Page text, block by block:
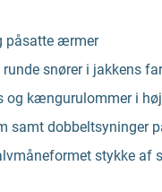
påsatte ærmer
snører i jakkens
og kængurulommer i
samt dobbeltsyninger
stykke af